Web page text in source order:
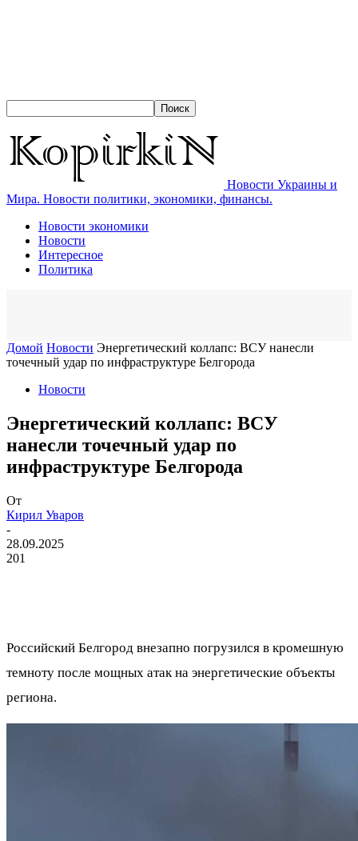
Новости Украины и
Мира. Новости политики, экономики, финансы.
Новости экономики
Новости
Интересное
Политика
Домой Новости Энергетический коллапс: ВСУ нанесли
точечный удар по инфраструктуре Белгорода
Новости
Энергетический коллапс: ВСУ
нанесли точечный удар по
инфраструктуре Белгорода
От
Кирил Уваров
-
28.09.2025
201
Российский Белгород внезапно погрузился в кромешную
темноту после мощных атак на энергетические объекты
региона.